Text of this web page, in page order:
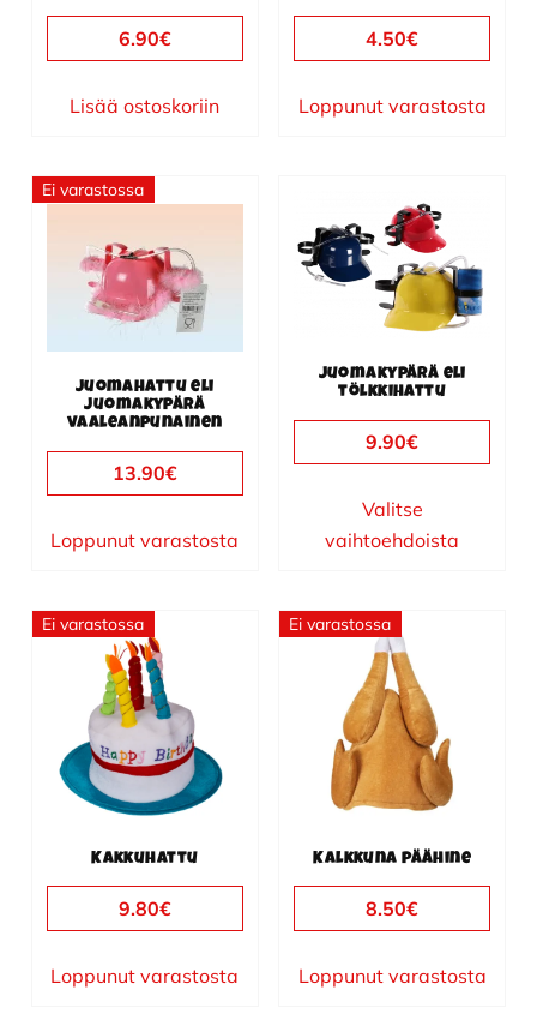
6.90€
Lisää ostoskoriin
4.50€
Loppunut varastosta
Ei varastossa
Juomahattu eli
juomakypärä
vaaleanpunainen
13.90€
Loppunut varastosta
Juomakypärä eli
tölkkihattu
9.90€
Valitse
vaihtoehdoista
tuotteella
on
muunnelma.
Voit
tehdä
valinnat
tuotteen
Ei varastossa
Kakkuhattu
9.80€
Loppunut varastosta
Ei varastossa
Kalkkuna päähine
8.50€
Loppunut varastosta